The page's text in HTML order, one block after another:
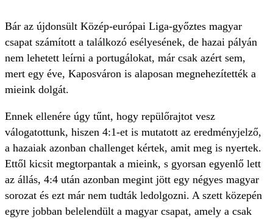
Bár az újdonsült Közép-európai Liga-győztes magyar
csapat számított a találkozó esélyesének, de hazai pályán
nem lehetett leírni a portugálokat, már csak azért sem,
mert egy éve, Kaposváron is alaposan megnehezítették a
mieink dolgát.
Ennek ellenére úgy tűnt, hogy repülőrajtot vesz
válogatottunk, hiszen 4:1-et is mutatott az eredményjelző,
a hazaiak azonban challenget kértek, amit meg is nyertek.
Ettől kicsit megtorpantak a mieink, s gyorsan egyenlő lett
az állás, 4:4 után azonban megint jött egy négyes magyar
sorozat és ezt már nem tudták ledolgozni. A szett közepén
egyre jobban belelendült a magyar csapat, amely a csak